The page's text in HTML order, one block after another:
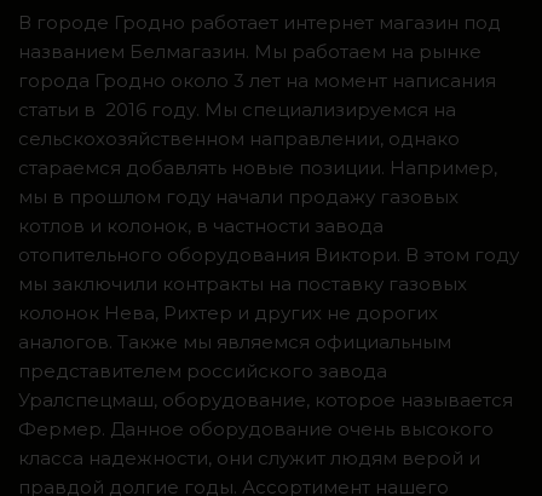
В городе Гродно работает интернет магазин под
названием Белмагазин. Мы работаем на рынке
города Гродно около 3 лет на момент написания
статьи в 2016 году. Мы специализируемся на
сельскохозяйственном направлении, однако
стараемся добавлять новые позиции. Например,
мы в прошлом году начали продажу газовых
котлов и колонок, в частности завода
отопительного оборудования Виктори. В этом году
мы заключили контракты на поставку газовых
колонок Нева, Рихтер и других не дорогих
аналогов. Также мы являемся официальным
представителем российского завода
Уралспецмаш, оборудование, которое называется
Фермер. Данное оборудование очень высокого
класса надежности, они служит людям верой и
правдой долгие годы. Ассортимент нашего